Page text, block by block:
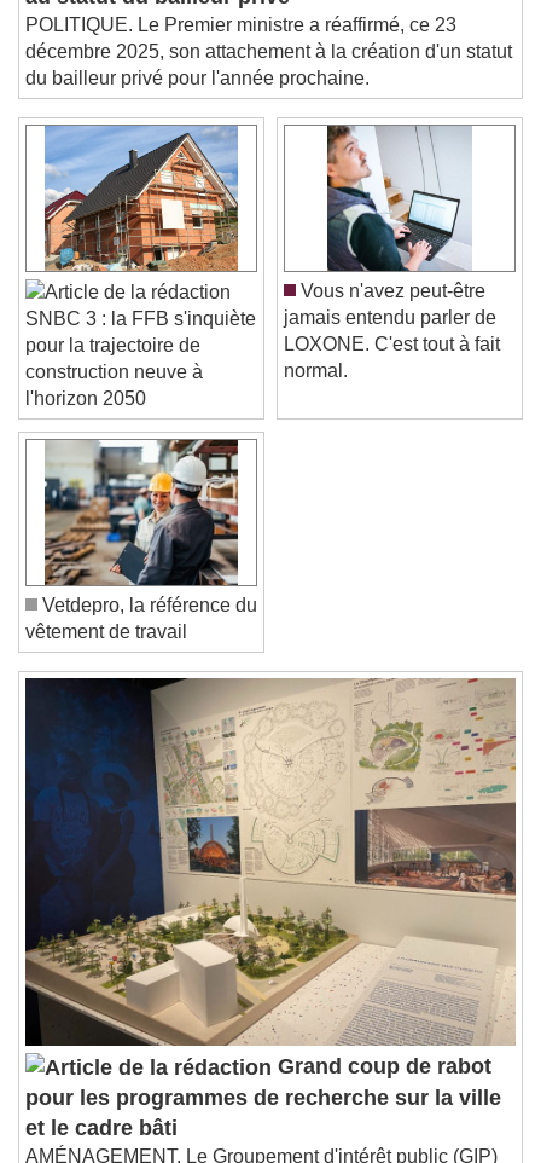
This is a modal window.
Beginning of dialog window. Escape will cancel
and close the window.
Text
Color Opacity
Text Background
Color Opacity
Caption Area Background
Color
Font Size
Text Edge Style
Font Family
Reset
Done
Close Modal Dialog
End of dialog window.
au statut du bailleur privé
POLITIQUE. Le Premier ministre a réaffirmé, ce 23
décembre 2025, son attachement à la création d'un statut
du bailleur privé pour l'année prochaine.
SNBC 3 : la FFB s'inquiète
pour la trajectoire de
construction neuve à
l'horizon 2050
Vous n'avez peut-être
jamais entendu parler de
LOXONE. C'est tout à fait
Vetdepro, la référence du
vêtement de travail
Grand coup de rabot
pour les programmes de recherche sur la ville
et le cadre bâti